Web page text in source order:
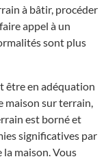
à bâtir, procéder
appel à un
sont plus
être en adéquation
maison sur terrain,
est borné et
significatives par
maison. Vous